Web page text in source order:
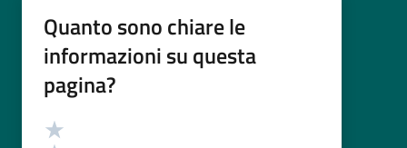
Quanto sono chiare le
informazioni su questa
pagina?
Valutazione